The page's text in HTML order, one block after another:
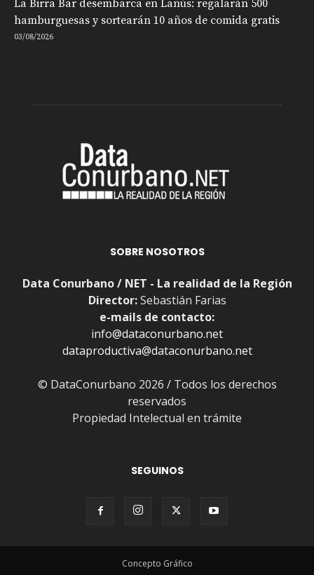
La Birra Bar desembarca en Lanús: regalarán 500
hamburguesas y sortearán 10 años de comida gratis
03/08/2026
SOBRE NOSOTROS
Data Conurbano / NET - La realidad de la Región
Director:Sebastián Farias
e-mails de contacto:
info@dataconurbano.net
dataproductiva@dataconurbano.net
© DataConurbano 2026 / Todos los derechos
reservados
Propiedad Intelectual en trámite
SEGUINOS
Concepto Gráfico